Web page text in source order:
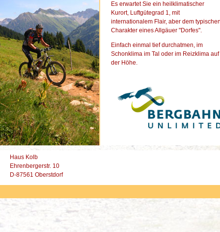
Es erwartet Sie ein heilklimatischer
Kurort, Luftgütegrad 1, mit
internationalem Flair, aber dem
Charakter eines Allgäuer "Dorfes".
Einfach einmal tief durchatmen, im
Schonklima im Tal oder im Reizklima auf
der Höhe.
Haus Kolb
Ehrenbergerstr. 10
D-87561 Oberstdorf